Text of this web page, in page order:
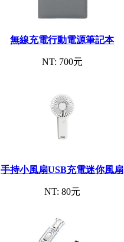
無線充電行動電源筆記本
NT: 700元
手持小風扇USB充電迷你風扇
NT: 80元